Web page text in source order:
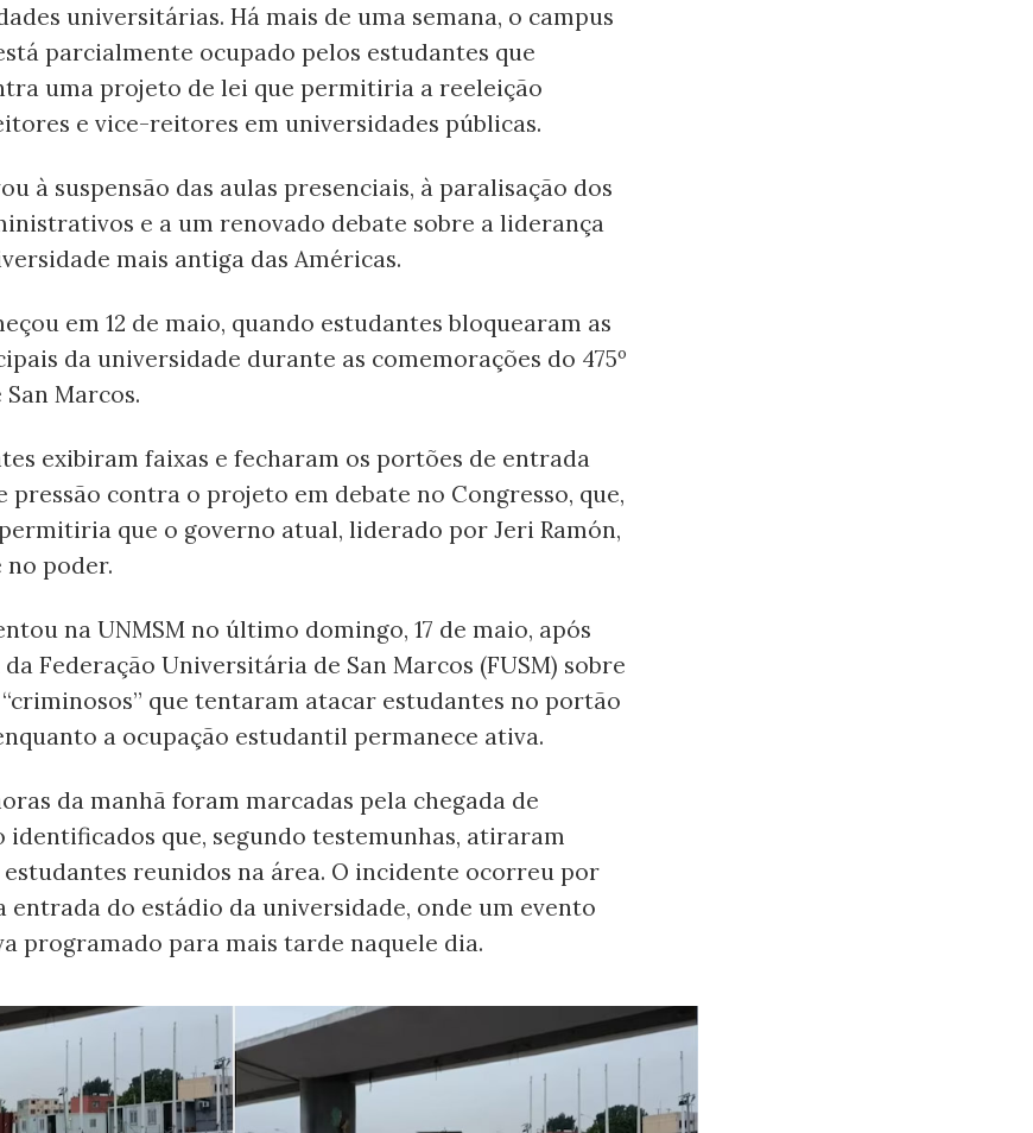
universitárias. Há mais de uma semana, o campus
parcialmente ocupado pelos estudantes que
uma projeto de lei que permitiria a reeleição
e vice-reitores em universidades públicas.
à suspensão das aulas presenciais, à paralisação dos
e a um renovado debate sobre a liderança
mais antiga das Américas.
em 12 de maio, quando estudantes bloquearam as
da universidade durante as comemorações do 475º
Marcos.
exibiram faixas e fecharam os portões de entrada
pressão contra o projeto em debate no Congresso, que,
que o governo atual, liderado por Jeri Ramón,
no poder.
na UNMSM no último domingo, 17 de maio, após
Federação Universitária de San Marcos (FUSM) sobre
que tentaram atacar estudantes no portão
a ocupação estudantil permanece ativa.
da manhã foram marcadas pela chegada de
identificados que, segundo testemunhas, atiraram
reunidos na área. O incidente ocorreu por
entrada do estádio da universidade, onde um evento
programado para mais tarde naquele dia.